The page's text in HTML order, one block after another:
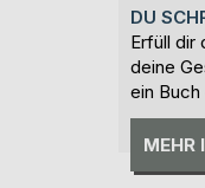
DU
Erfüll dir
deine
ein Buch
MEHR